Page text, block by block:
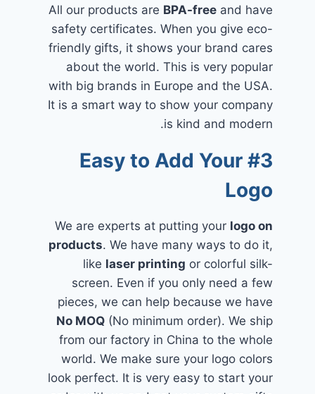
All our products are BPA-free and have
safety certificates. When you give eco-
friendly gifts, it shows your brand cares
about the world. This is very popular
with big brands in Europe and the USA.
It is a smart way to show your company
is kind and modern.
#3 Easy to Add Your
Logo
We are experts at putting your logo on
products. We have many ways to do it,
like laser printing or colorful silk-
screen. Even if you only need a few
pieces, we can help because we have
No MOQ (No minimum order). We ship
from our factory in China to the whole
world. We make sure your logo colors
look perfect. It is very easy to start your